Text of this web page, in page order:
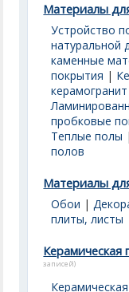
Материалы
Устройство
натуральной
каменные
покрытия |
керамогранит
пробковые
Теплые полы |
полов
Материалы
Обои |
плиты, листы
Керамическая
записей)